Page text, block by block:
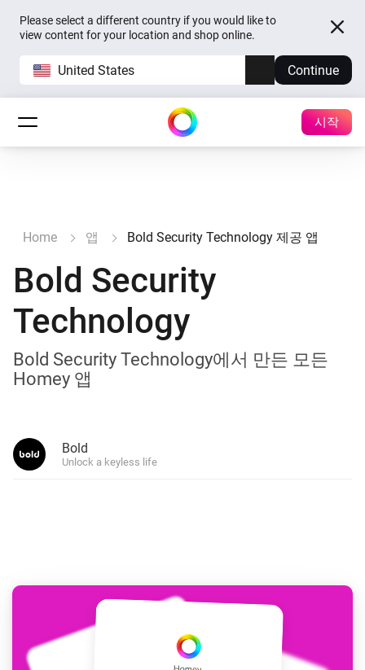
Please select a different country if you would like to
view content for your location and shop online.
United States Continue
시작
Home 앱 Bold Security Technology 제공 앱
Bold Security
Technology
Bold Security Technology에서 만든 모든
Homey 앱
Bold
Unlock a keyless life